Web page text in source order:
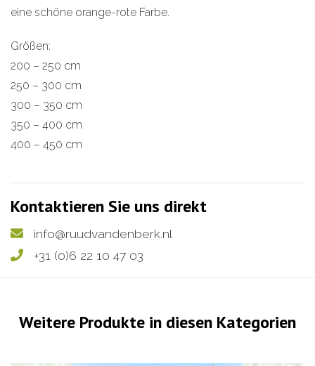
eine schöne orange-rote Farbe.
Größen:
200 – 250 cm
250 – 300 cm
300 – 350 cm
350 – 400 cm
400 – 450 cm
Kontaktieren Sie uns direkt
info@ruudvandenberk.nl
+31 (0)6 22 10 47 03
Weitere Produkte in diesen Kategorien